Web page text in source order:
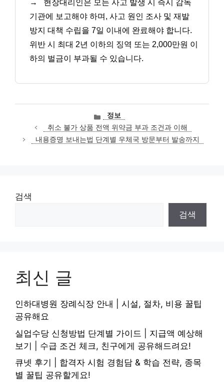
→
현장대리인은 모든 사고 발생 시 즉시 감독
기관에 보고해야 하며, 사고 원인 조사 및 재발
방지 대책 수립을 7일 이내에 완료해야 합니다.
위반 시 최대 2년 이하의 징역 또는 2,000만원 이
하의 벌금이 부과될 수 있습니다.
카
테
고
리
정보
취소 불가 상품 전액 위약금 부과 조건과 이해
내용증명 보내는법 단계별 우체국 방문부터 발송까지
검색
검색
최신 글
인하대병원 장례식장 안내 | 시설, 절차, 비용 꿀팁
공유해요
실업수당 신청방법 단계별 가이드 | 지급액 예상해
보기 | 수급 조건 체크, 친구에게 공유해드려요!
큐넷 후기 | 합격자 시험 경험담 & 학습 전략, 종목
별 꿀팁 공유할게요!